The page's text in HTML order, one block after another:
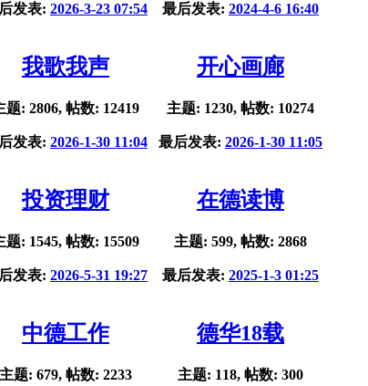
发表: 2026-3-23 07:54 最后发表: 2024-4-6 16:40
我歌我声
题: 2806, 帖数: 12419
发表: 2026-1-30 11:04
开心画廊
主题: 1230, 帖数: 10274
最后发表: 2026-1-30 11:05
投资理财
题: 1545, 帖数: 15509
发表: 2026-5-31 19:27
在德读博
主题: 599, 帖数: 2868
最后发表: 2025-1-3 01:25
中德工作
主题: 679, 帖数: 2233
德华18载
主题: 118, 帖数: 300